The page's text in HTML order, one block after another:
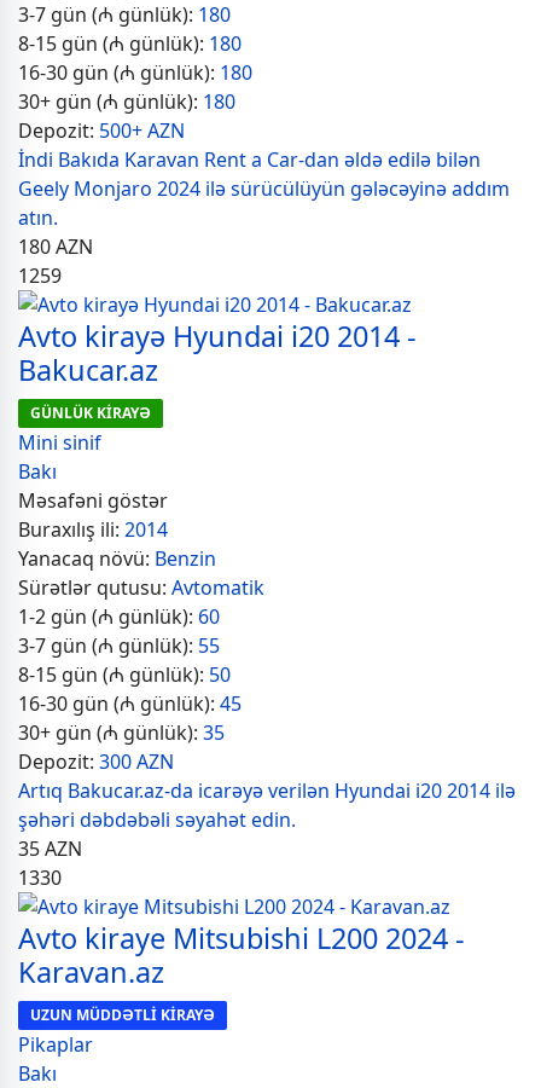
3-7 gün (₼ günlük): 180
8-15 gün (₼ günlük): 180
16-30 gün (₼ günlük): 180
30+ gün (₼ günlük): 180
Depozit: 500+ AZN
İndi Bakıda Karavan Rent a Car-dan əldə edilə bilən
Geely Monjaro 2024 ilə sürücülüyün gələcəyinə addım
atın.
180AZN
1259
Avto kirayə Hyundai i20 2014 -
Bakucar.az
GÜNLÜK KİRAYƏ
Mini sinif
Bakı
Məsafəni göstər
Buraxılış ili: 2014
Yanacaq növü: Benzin
Sürətlər qutusu: Avtomatik
1-2 gün (₼ günlük): 60
3-7 gün (₼ günlük): 55
8-15 gün (₼ günlük): 50
16-30 gün (₼ günlük): 45
30+ gün (₼ günlük): 35
Depozit: 300 AZN
Artıq Bakucar.az-da icarəyə verilən Hyundai i20 2014 ilə
şəhəri dəbdəbəli səyahət edin.
35AZN
1330
Avto kiraye Mitsubishi L200 2024 -
Karavan.az
UZUN MÜDDƏTLİ KİRAYƏ
Pikaplar
Bakı